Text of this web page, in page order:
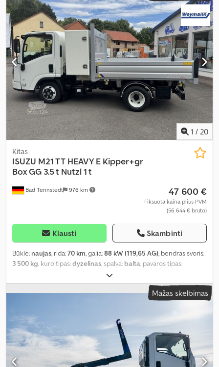
1 / 20
Bad Tennstedt 976 km
Kitas
ISUZU M21 TT HEAVY E Kipper+gr
Box GG 3.5 t Nutzl 1 t
47 600 €
Fiksuota kaina plius PVM
(56 644 € bruto)
Klausti Skambinti
Būklė: naujas, rida:70 km, galia:88 kW (119,65 AG), bendras svoris:
3 500 kg, kuro tipas:dyzelinas, spalva: balta, pavaros tipas:
, sėdimų vietų skaičius:
užraktas, elektroninė stabilumo programa (ESP), oro
kondicionavimas, suodžių filtras, Mažas skelbimas